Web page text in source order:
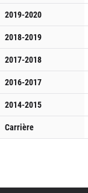
2019-2020
2018-2019
2017-2018
2016-2017
2014-2015
Carrière